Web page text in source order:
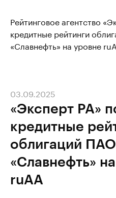
Рейтинговое агентство
кредитные рейтинги
«Славнефть» на уровне
«Эксперт РА»
кредитные
облигаций
«Славнефть»
ruAA
03.09.2025